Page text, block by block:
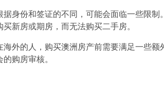
据身份和签证的不同，可能会面临一些限制
新房或期房，而无法购买二手房。
外的人，购买澳洲房产前需要满足一些额
购房审核。